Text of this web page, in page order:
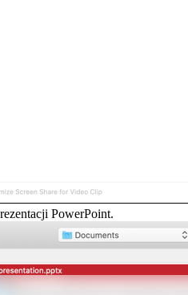
PowerPoint.